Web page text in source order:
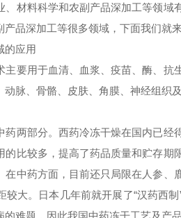
材料科学和农副产品深加工等领
品深加工等很多领域，下面我们就
的应用
用于血清、血浆、疫苗、酶、抗
脉、骨骼、皮肤、角膜、神经组织
部分。西药冷冻干燥在国内已经
比较多，提高了药品质量和贮存
在中药方面，目前还只局限在人参
大。日本几年前就开展了“汉药西
难题，因此我国中药冻干工艺及产